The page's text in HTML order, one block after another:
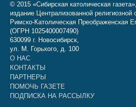
© 2015 «Сибирская католическая газета»,
издание Централизованной религиозной
Римско-Католическая Преображенская
(ОГРН 1025400007490)
630099 г. Новосибирск,
ул. М. Горького, д. 100
О НАС
КОНТАКТЫ
ПАРТНЕРЫ
ПОМОЧЬ ГАЗЕТЕ
ПОДПИСКА НА РАССЫЛКУ